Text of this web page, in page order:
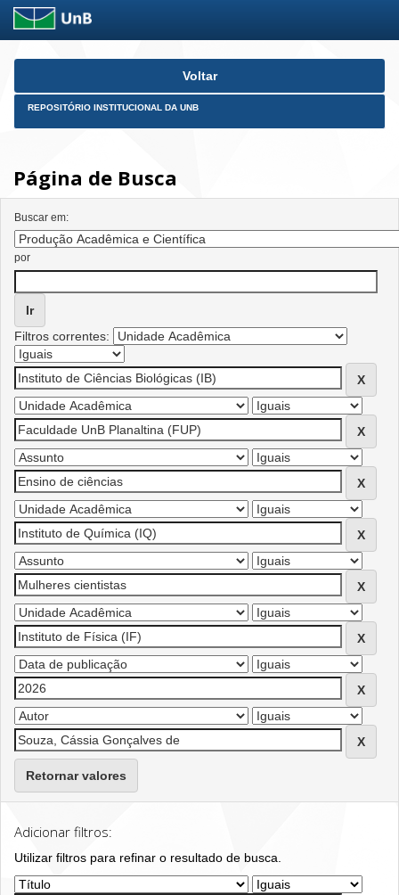
Skip
Voltar
REPOSITÓRIO INSTITUCIONAL DA UNB
Página de Busca
Buscar em:
por
Filtros correntes:
Retornar valores
Adicionar filtros:
Utilizar filtros para refinar o resultado de busca.